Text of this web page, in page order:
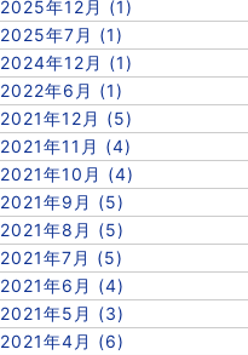
2025年12月 (1)
2025年7月 (1)
2024年12月 (1)
2022年6月 (1)
2021年12月 (5)
2021年11月 (4)
2021年10月 (4)
2021年9月 (5)
2021年8月 (5)
2021年7月 (5)
2021年6月 (4)
2021年5月 (3)
2021年4月 (6)